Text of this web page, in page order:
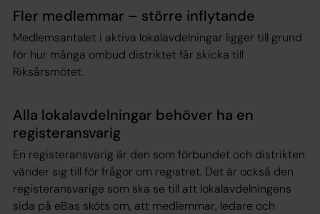
Fler medlemmar – större inflytande
Medlemsantalet i aktiva lokalavdelningar ligger till grund
för hur många ombud distriktet får skicka till
Riksårsmötet.
Alla lokalavdelningar behöver ha en
registeransvarig
En registeransvarig är den som förbundet och distrikten
vänder sig till för frågor om registret. Det är också den
registeransvarige som ska se till att lokalavdelningens
sida på eBas sköts om, att medlemmar, ledare och